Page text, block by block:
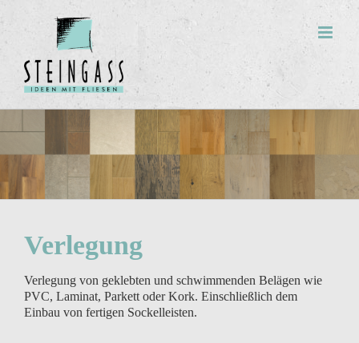
Verlegung
Verlegung von geklebten und schwimmenden Belägen wie
PVC, Laminat, Parkett oder Kork. Einschließlich dem
Einbau von fertigen Sockelleisten.